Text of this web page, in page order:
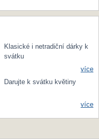
Klasické i netradiční dárky k
svátku
více
Darujte k svátku květiny
více